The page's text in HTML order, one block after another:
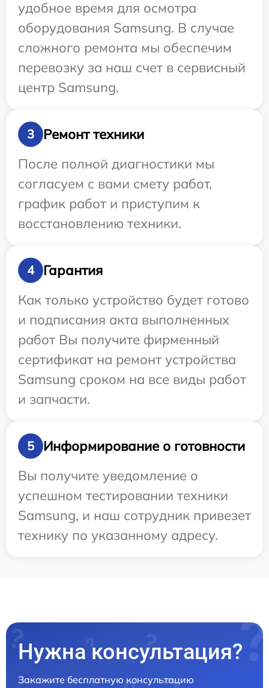
удобное время для осмотра
оборудования Samsung. В случае
сложного ремонта мы обеспечим
перевозку за наш счет в сервисный
центр Samsung.
3
Ремонт техники
После полной диагностики мы
согласуем с вами смету работ,
график работ и приступим к
восстановлению техники.
4
Гарантия
Как только устройство будет готово
и подписания акта выполненных
работ Вы получите фирменный
сертификат на ремонт устройства
Samsung сроком на все виды работ
и запчасти.
5
Информирование о готовности
Вы получите уведомление о
успешном тестировании техники
Samsung, и наш сотрудник привезет
технику по указанному адресу.
Нужна консультация?
Закажите бесплатную консультацию